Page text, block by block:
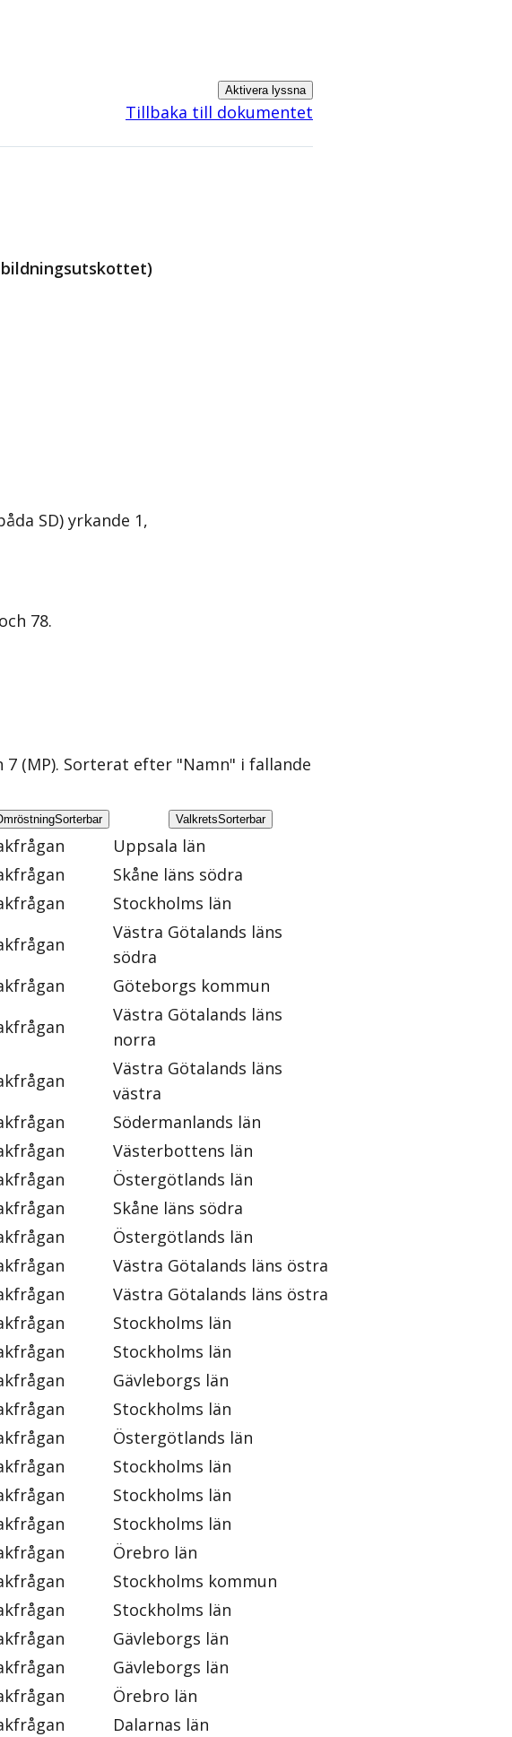
Aktivera lyssna
Tillbaka till dokumentet
SD) yrkande 1,
78.
(MP). Sorterat efter "Namn" i fallande
Sorterbar ValkretsSorterbar
Uppsala län
Skåne läns södra
Stockholms län
Västra Götalands läns
södra
Göteborgs kommun
Västra Götalands läns
norra
Västra Götalands läns
västra
Södermanlands län
Västerbottens län
Östergötlands län
Skåne läns södra
Östergötlands län
Västra Götalands läns östra
Västra Götalands läns östra
Stockholms län
Stockholms län
Gävleborgs län
Stockholms län
Östergötlands län
Stockholms län
Stockholms län
Stockholms län
Örebro län
Stockholms kommun
Stockholms län
Gävleborgs län
Gävleborgs län
Örebro län
Dalarnas län